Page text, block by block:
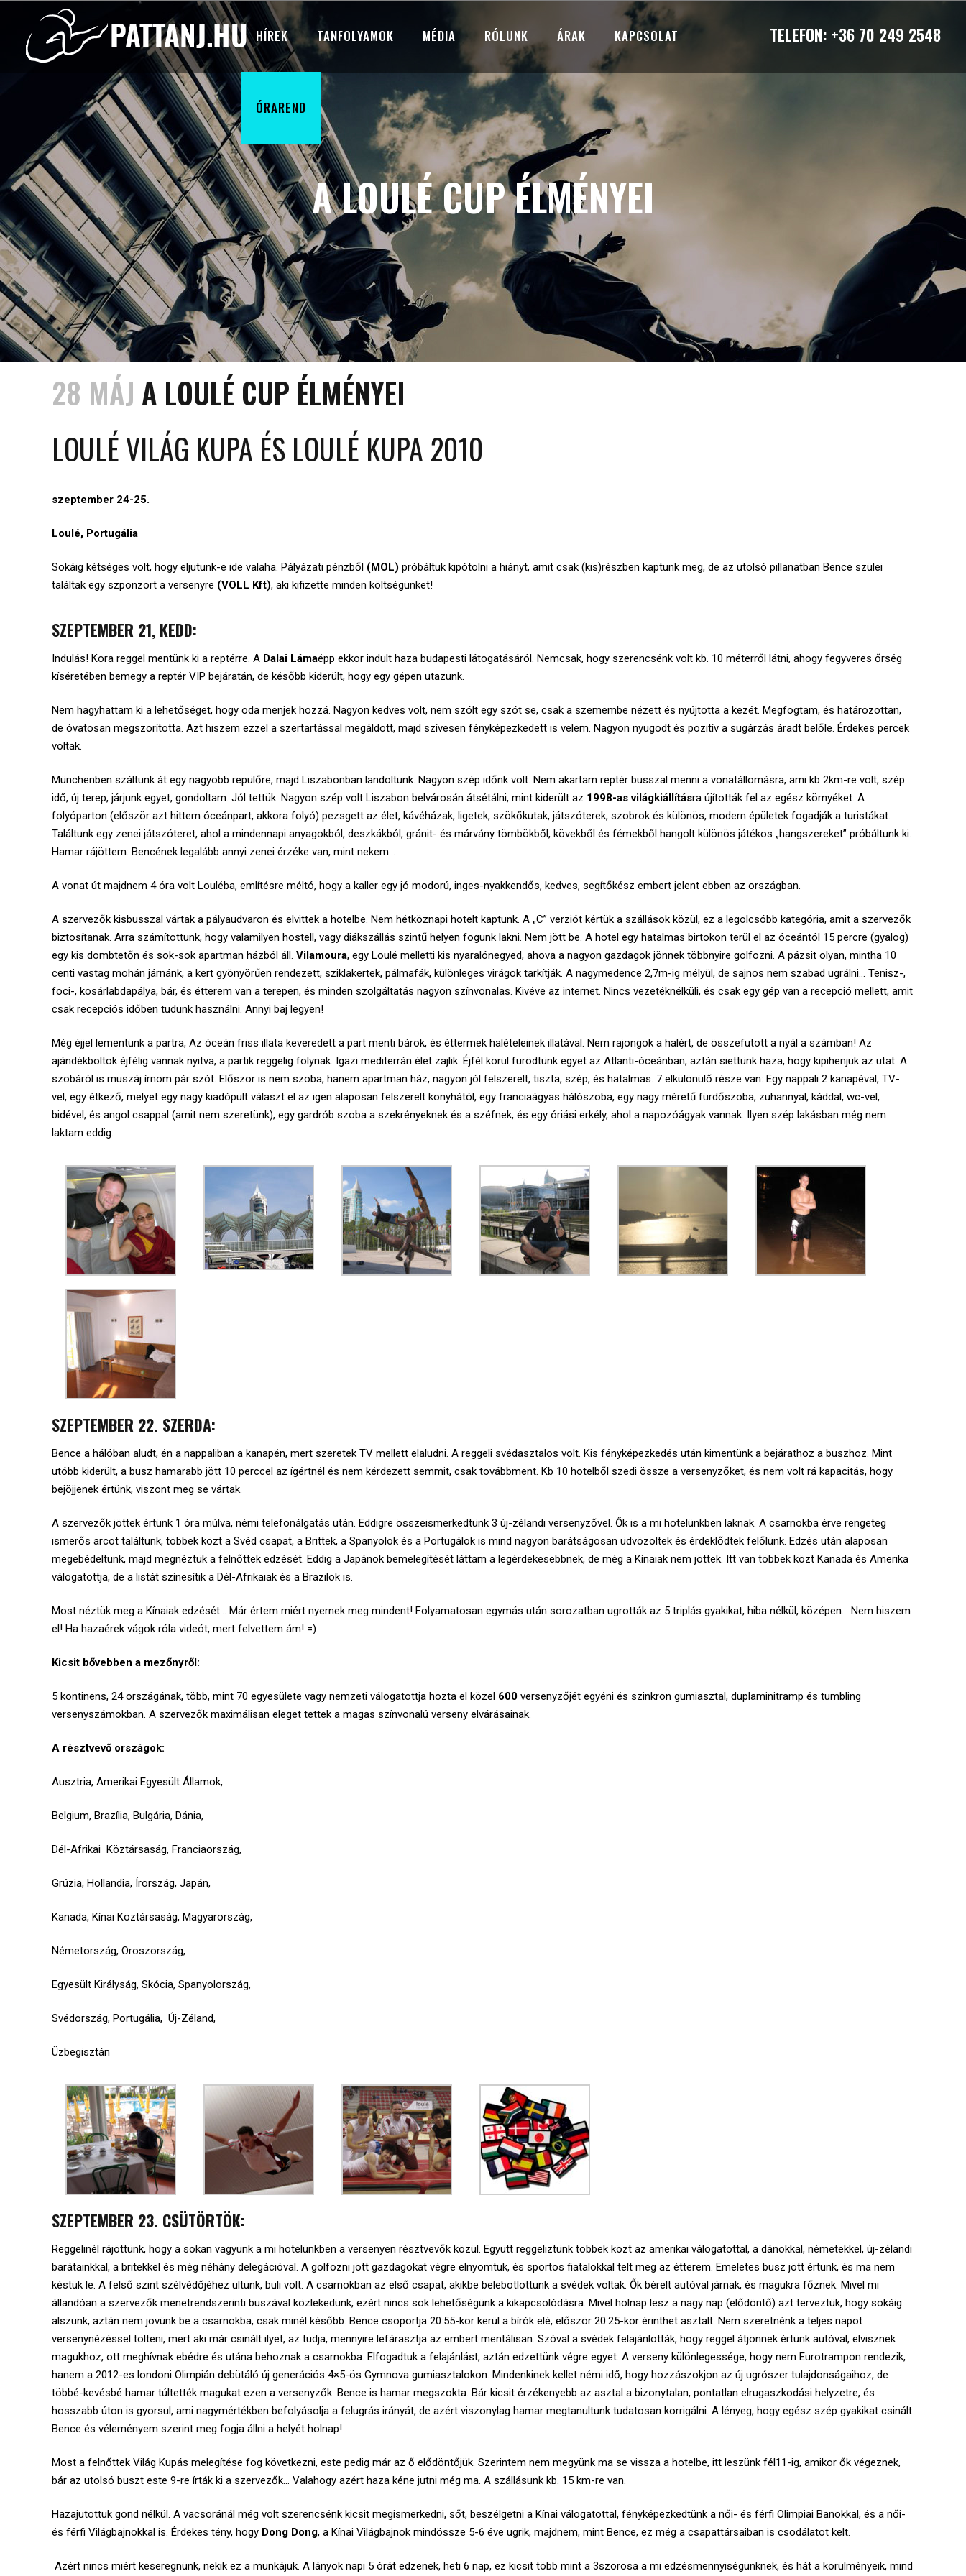
TELEFON: +36 70 249 2548
HÍREK TANFOLYAMOK MÉDIA RÓLUNK ÁRAK KAPCSOLAT
ÓRAREND
A LOULÉ CUP ÉLMÉNYEI
28 MÁJ A LOULÉ CUP ÉLMÉNYEI
LOULÉ VILÁG KUPA ÉS LOULÉ KUPA 2010
szeptember 24-25.
Loulé, Portugália
Sokáig kétséges volt, hogy eljutunk-e ide valaha. Pályázati pénzből (MOL) próbáltuk kipótolni a hiányt, amit csak (kis)részben kaptunk meg, de az utolsó pillanatban Bence szülei
találtak egy szponzort a versenyre (VOLL Kft), aki kifizette minden költségünket!
SZEPTEMBER 21, KEDD:
Indulás! Kora reggel mentünk ki a reptérre. A Dalai Lámaépp ekkor indult haza budapesti látogatásáról. Nemcsak, hogy szerencsénk volt kb. 10 méterről látni, ahogy fegyveres őrség
kíséretében bemegy a reptér VIP bejáratán, de később kiderült, hogy egy gépen utazunk.
Nem hagyhattam ki a lehetőséget, hogy oda menjek hozzá. Nagyon kedves volt, nem szólt egy szót se, csak a szemembe nézett és nyújtotta a kezét. Megfogtam, és határozottan,
de óvatosan megszorította. Azt hiszem ezzel a szertartással megáldott, majd szívesen fényképezkedett is velem. Nagyon nyugodt és pozitív a sugárzás áradt belőle. Érdekes percek
voltak.
Münchenben száltunk át egy nagyobb repülőre, majd Liszabonban landoltunk. Nagyon szép időnk volt. Nem akartam reptér busszal menni a vonatállomásra, ami kb 2km-re volt, szép
idő, új terep, járjunk egyet, gondoltam. Jól tettük. Nagyon szép volt Liszabon belvárosán átsétálni, mint kiderült az 1998-as világkiállításra újították fel az egész környéket. A
folyóparton (először azt hittem óceánpart, akkora folyó) pezsgett az élet, kávéházak, ligetek, szökőkutak, játszóterek, szobrok és különös, modern épületek fogadják a turistákat.
Találtunk egy zenei játszóteret, ahol a mindennapi anyagokból, deszkákból, gránit- és márvány tömbökből, kövekből és fémekből hangolt különös játékos „hangszereket” próbáltunk ki.
Hamar rájöttem: Bencének legalább annyi zenei érzéke van, mint nekem…
A vonat út majdnem 4 óra volt Louléba, említésre méltó, hogy a kaller egy jó modorú, inges-nyakkendős, kedves, segítőkész embert jelent ebben az országban.
A szervezők kisbusszal vártak a pályaudvaron és elvittek a hotelbe. Nem hétköznapi hotelt kaptunk. A „C” verziót kértük a szállások közül, ez a legolcsóbb kategória, amit a szervezők
biztosítanak. Arra számítottunk, hogy valamilyen hostell, vagy diákszállás szintű helyen fogunk lakni. Nem jött be. A hotel egy hatalmas birtokon terül el az óceántól 15 percre (gyalog)
egy kis dombtetőn és sok-sok apartman házból áll. Vilamoura, egy Loulé melletti kis nyaralónegyed, ahova a nagyon gazdagok jönnek többnyire golfozni. A pázsit olyan, mintha 10
centi vastag mohán járnánk, a kert gyönyörűen rendezett, sziklakertek, pálmafák, különleges virágok tarkítják. A nagymedence 2,7m-ig mélyül, de sajnos nem szabad ugrálni… Tenisz-,
foci-, kosárlabdapálya, bár, és étterem van a terepen, és minden szolgáltatás nagyon színvonalas. Kivéve az internet. Nincs vezetéknélküli, és csak egy gép van a recepció mellett, amit
csak recepciós időben tudunk használni. Annyi baj legyen!
Még éjjel lementünk a partra, Az óceán friss illata keveredett a part menti bárok, és éttermek halételeinek illatával. Nem rajongok a halért, de összefutott a nyál a számban! Az
ajándékboltok éjfélig vannak nyitva, a partik reggelig folynak. Igazi mediterrán élet zajlik. Éjfél körül fürödtünk egyet az Atlanti-óceánban, aztán siettünk haza, hogy kipihenjük az utat. A
szobáról is muszáj írnom pár szót. Először is nem szoba, hanem apartman ház, nagyon jól felszerelt, tiszta, szép, és hatalmas. 7 elkülönülő része van: Egy nappali 2 kanapéval, TV-
vel, egy étkező, melyet egy nagy kiadópult választ el az igen alaposan felszerelt konyhától, egy franciaágyas hálószoba, egy nagy méretű fürdőszoba, zuhannyal, káddal, wc-vel,
bidével, és angol csappal (amit nem szeretünk), egy gardrób szoba a szekrényeknek és a széfnek, és egy óriási erkély, ahol a napozóágyak vannak. Ilyen szép lakásban még nem
laktam eddig.
SZEPTEMBER 22. SZERDA:
Bence a hálóban aludt, én a nappaliban a kanapén, mert szeretek TV mellett elaludni. A reggeli svédasztalos volt. Kis fényképezkedés után kimentünk a bejárathoz a buszhoz. Mint
utóbb kiderült, a busz hamarabb jött 10 perccel az ígértnél és nem kérdezett semmit, csak továbbment. Kb 10 hotelből szedi össze a versenyzőket, és nem volt rá kapacitás, hogy
bejöjjenek értünk, viszont meg se vártak.
A szervezők jöttek értünk 1 óra múlva, némi telefonálgatás után. Eddigre összeismerkedtünk 3 új-zélandi versenyzővel. Ők is a mi hotelünkben laknak. A csarnokba érve rengeteg
ismerős arcot találtunk, többek közt a Svéd csapat, a Brittek, a Spanyolok és a Portugálok is mind nagyon barátságosan üdvözöltek és érdeklődtek felőlünk. Edzés után alaposan
megebédeltünk, majd megnéztük a felnőttek edzését. Eddig a Japánok bemelegítését láttam a legérdekesebbnek, de még a Kínaiak nem jöttek. Itt van többek közt Kanada és Amerika
válogatottja, de a listát színesítik a Dél-Afrikaiak és a Brazilok is.
Most néztük meg a Kínaiak edzését… Már értem miért nyernek meg mindent! Folyamatosan egymás után sorozatban ugrották az 5 triplás gyakikat, hiba nélkül, középen… Nem hiszem
el! Ha hazaérek vágok róla videót, mert felvettem ám! =)
Kicsit bővebben a mezőnyről:
5 kontinens, 24 országának, több, mint 70 egyesülete vagy nemzeti válogatottja hozta el közel 600 versenyzőjét egyéni és szinkron gumiasztal, duplaminitramp és tumbling
versenyszámokban. A szervezők maximálisan eleget tettek a magas színvonalú verseny elvárásainak.
A résztvevő országok:
Ausztria, Amerikai Egyesült Államok,
Belgium, Brazília, Bulgária, Dánia,
Dél-Afrikai Köztársaság, Franciaország,
Grúzia, Hollandia, Írország, Japán,
Kanada, Kínai Köztársaság, Magyarország,
Németország, Oroszország,
Egyesült Királyság, Skócia, Spanyolország,
Svédország, Portugália, Új-Zéland,
Üzbegisztán
SZEPTEMBER 23. CSÜTÖRTÖK:
Reggelinél rájöttünk, hogy a sokan vagyunk a mi hotelünkben a versenyen résztvevők közül. Együtt reggeliztünk többek közt az amerikai válogatottal, a dánokkal, németekkel, új-zélandi
barátainkkal, a britekkel és még néhány delegációval. A golfozni jött gazdagokat végre elnyomtuk, és sportos fiatalokkal telt meg az étterem. Emeletes busz jött értünk, és ma nem
késtük le. A felső szint szélvédőjéhez ültünk, buli volt. A csarnokban az első csapat, akikbe belebotlottunk a svédek voltak. Ők bérelt autóval járnak, és magukra főznek. Mivel mi
állandóan a szervezők menetrendszerinti buszával közlekedünk, ezért nincs sok lehetőségünk a kikapcsolódásra. Mivel holnap lesz a nagy nap (elődöntő) azt terveztük, hogy sokáig
alszunk, aztán nem jövünk be a csarnokba, csak minél később. Bence csoportja 20:55-kor kerül a bírók elé, először 20:25-kor érinthet asztalt. Nem szeretnénk a teljes napot
versenynézéssel tölteni, mert aki már csinált ilyet, az tudja, mennyire lefárasztja az embert mentálisan. Szóval a svédek felajánlották, hogy reggel átjönnek értünk autóval, elvisznek
magukhoz, ott meghívnak ebédre és utána behoznak a csarnokba. Elfogadtuk a felajánlást, aztán edzettünk végre egyet. A verseny különlegessége, hogy nem Eurotrampon rendezik,
hanem a 2012-es londoni Olimpián debütáló új generációs 4×5-ös Gymnova gumiasztalokon. Mindenkinek kellet némi idő, hogy hozzászokjon az új ugrószer tulajdonságaihoz, de
többé-kevésbé hamar túltették magukat ezen a versenyzők. Bence is hamar megszokta. Bár kicsit érzékenyebb az asztal a bizonytalan, pontatlan elrugaszkodási helyzetre, és
hosszabb úton is gyorsul, ami nagymértékben befolyásolja a felugrás irányát, de azért viszonylag hamar megtanultunk tudatosan korrigálni. A lényeg, hogy egész szép gyakikat csinált
Bence és véleményem szerint meg fogja állni a helyét holnap!
Most a felnőttek Világ Kupás melegítése fog következni, este pedig már az ő elődöntőjük. Szerintem nem megyünk ma se vissza a hotelbe, itt leszünk fél11-ig, amikor ők végeznek,
bár az utolsó buszt este 9-re írták ki a szervezők… Valahogy azért haza kéne jutni még ma. A szállásunk kb. 15 km-re van.
Hazajutottuk gond nélkül. A vacsoránál még volt szerencsénk kicsit megismerkedni, sőt, beszélgetni a Kínai válogatottal, fényképezkedtünk a női- és férfi Olimpiai Banokkal, és a női-
és férfi Világbajnokkal is. Érdekes tény, hogy Dong Dong, a Kínai Világbajnok mindössze 5-6 éve ugrik, majdnem, mint Bence, ez még a csapattársaiban is csodálatot kelt.
Azért nincs miért keseregnünk, nekik ez a munkájuk. A lányok napi 5 órát edzenek, heti 6 nap, ez kicsit több mint a 3szorosa a mi edzésmennyiségünknek, és hát a körülményeik, mind